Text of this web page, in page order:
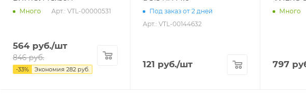
Много Арт.: VTL-00000531
564 руб./шт
846руб.
-33% Экономия 282 руб.
Под заказ от 2 дней
Арт.: VTL-00144632
121 руб./шт
Много
797